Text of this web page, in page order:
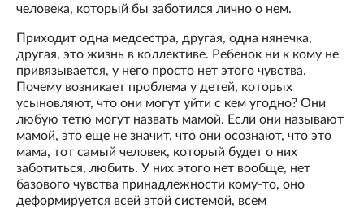
человека, который бы заботился лично о нем.
Приходит одна медсестра, другая, одна нянечка,
другая, это жизнь в коллективе. Ребенок ни к кому не
привязывается, у него просто нет этого чувства.
Почему возникает проблема у детей, которых
усыновляют, что они могут уйти с кем угодно? Они
любую тетю могут назвать мамой. Если они называют
мамой, это еще не значит, что они осознают, что это
мама, тот самый человек, который будет о них
заботиться, любить. У них этого нет вообще, нет
базового чувства принадлежности кому-то, оно
деформируется всей этой системой, всем